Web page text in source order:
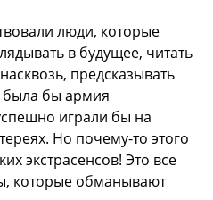
люди, которые
в будущее, читать
предсказывать
была бы армия
играли бы на
Но почему-то этого
экстрасенсов! Это все
которые обманывают